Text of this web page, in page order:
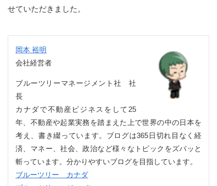
せていただきました。
岡本 裕明
会社経営者
ブルーツリーマネージメント社 社
長
カナダで不動産ビジネスをして25
年、不動産や起業実務を踏まえた上で世界の中の日本を
考え、書き綴っています。ブログは365日切れ目なく経
済、マネー、社会、政治など様々なトピックをズバッと
斬っています。分かりやすいブログを目指しています。
ブルーツリー カナダ